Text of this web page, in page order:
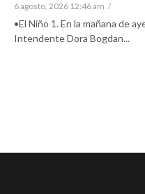
6 agosto, 2026 12:46 am /
•El Niño 1. En la mañana de
Intendente Dora Bogdan...